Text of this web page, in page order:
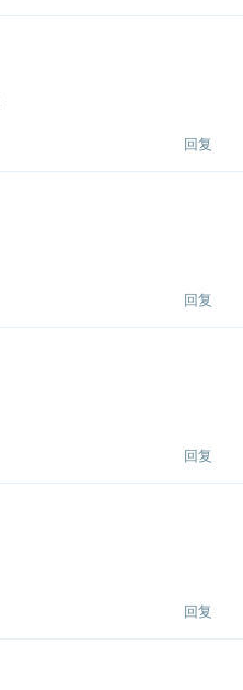
回复
回复
回复
回复